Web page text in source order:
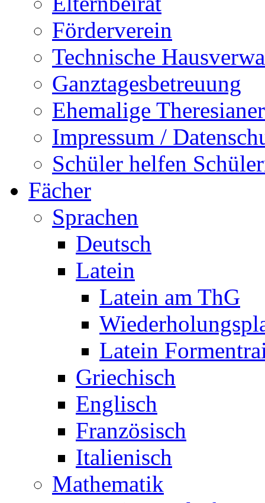
Förderverein
Technische
Ganztagesbetreuung
Ehemalige Theresianer
Impressum /
Schüler helfen
Fächer
Sprachen
Deutsch
Latein
Latein am ThG
Latein
Griechisch
Englisch
Französisch
Italienisch
Mathematik